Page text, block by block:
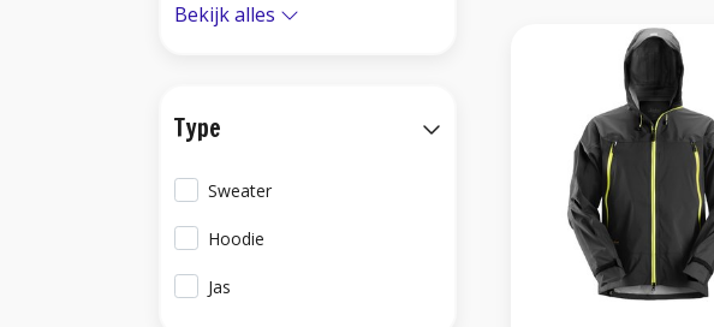
Bekijk alles
Type
Sweater
Hoodie
Jas